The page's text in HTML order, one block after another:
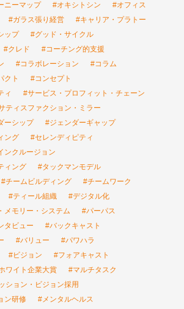
ニーマップ
#オキシトシン
#オフィス
#ガラス張り経営
#キャリア・プラトー
ップ
#グッド・サイクル
#クレド
#コーチング的支援
#コラボレーション
#コラム
クト
#コンセプト
ィ
#サービス・プロフィット・チェーン
ティスファクション・ミラー
ーシップ
#ジェンダーギャップ
ング
#セレンディピティ
ンクルージョン
ィング
#タックマンモデル
#チームビルディング
#チームワーク
#ティール組織
#デジタル化
メモリー・システム
#パーパス
タビュー
#バックキャスト
#バリュー
#パワハラ
#ビジョン
#フォアキャスト
ワイト企業大賞
#マルチタスク
ション・ビジョン採用
ン研修
#メンタルヘルス